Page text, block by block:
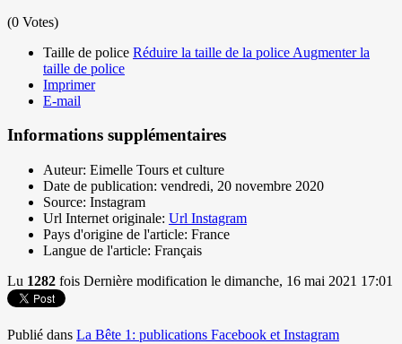
(0 Votes)
Taille de police Réduire la taille de la police Augmenter la
taille de police
Imprimer
E-mail
Informations supplémentaires
Auteur: Eimelle Tours et culture
Date de publication: vendredi, 20 novembre 2020
Source: Instagram
Url Internet originale: Url Instagram
Pays d'origine de l'article: France
Langue de l'article: Français
Lu 1282 fois Dernière modification le dimanche, 16 mai 2021 17:01
Publié dans La Bête 1: publications Facebook et Instagram